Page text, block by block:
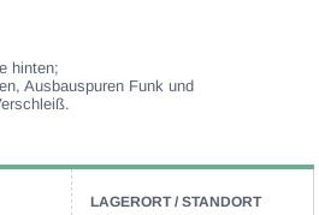
hinten;
Ausbauspuren Funk und
LAGERORT / STANDORT